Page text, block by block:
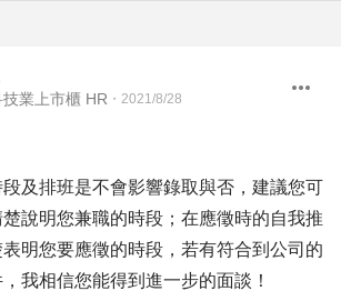
業上市櫃 HR ・ 2021/8/28
及排班是不會影響錄取與否，建議您可
說明您兼職的時段；在應徵時的自我推
明您要應徵的時段，若有符合到公司的
我相信您能得到進一步的面談！